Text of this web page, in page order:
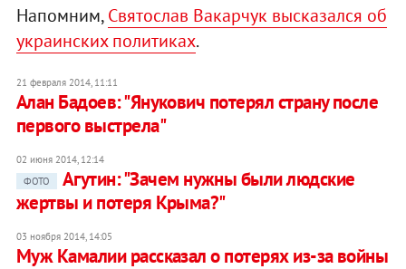
Напомним,Святослав Вакарчук высказался об
украинских политиках.
21 февраля 2014, 11:11
Алан Бадоев: "Янукович потерял страну после
первого выстрела"
02 июня 2014, 12:14
ФОТО
Агутин: "Зачем нужны были людские
жертвы и потеря Крыма?"
03 ноября 2014, 14:05
Муж Камалии рассказал о потерях из-за войны